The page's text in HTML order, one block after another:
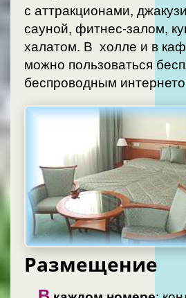
с аттракционами,
сауной, фитнес-залом,
халатом. В холле и в кафе
можно пользоваться
беспроводным
Размещение